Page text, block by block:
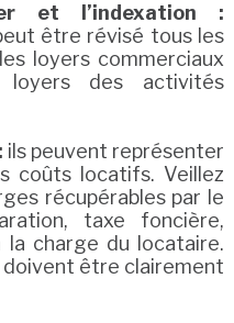
et l’indexation :
être révisé tous les
loyers commerciaux
des activités
ils peuvent représenter
coûts locatifs. Veillez
récupérables par le
taxe foncière,
charge du locataire.
être clairement